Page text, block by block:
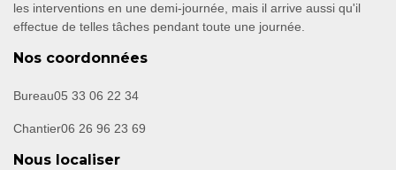
les interventions en une demi-journée, mais il arrive aussi qu'il
effectue de telles tâches pendant toute une journée.
Nos coordonnées
Bureau05 33 06 22 34
Chantier06 26 96 23 69
Nous localiser